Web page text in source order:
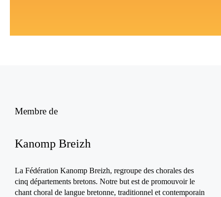
Membre de
Kanomp Breizh
La Fédération Kanomp Breizh, regroupe des chorales des
cinq départements bretons. Notre but est de promouvoir le
chant choral de langue bretonne, traditionnel et contemporain